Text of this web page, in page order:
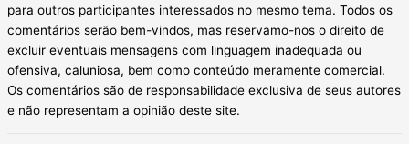
para outros participantes interessados no mesmo tema. Todos os
comentários serão bem-vindos, mas reservamo-nos o direito de
excluir eventuais mensagens com linguagem inadequada ou
ofensiva, caluniosa, bem como conteúdo meramente comercial.
Os comentários são de responsabilidade exclusiva de seus autores
e não representam a opinião deste site.